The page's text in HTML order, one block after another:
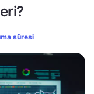
süresi